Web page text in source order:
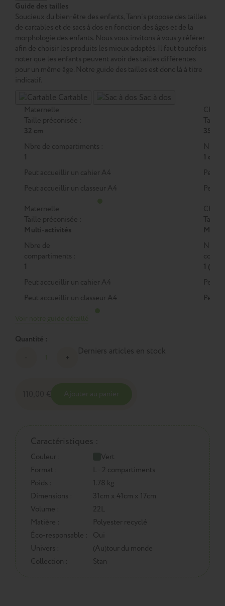
Guide des tailles
Soucieux du bien-être des enfants, Tann’s propose des tailles
de cartables et de sacs à dos en fonction des âges et de la
morphologie des enfants. Nous vous invitons à vous y référer
afin de choisir les produits les mieux adaptés. Il faut toutefois
noter que les enfants peuvent avoir des tailles différentes
pour un même âge. Notre guide des tailles est donc là à titre
indicatif.
Cartable Sac à dos
Maternelle
Taille préconisée :
32 cm
Nbre de compartiments :
1
Peut accueillir un cahier A4
Peut accueillir un classeur A4
CP
Taille
35 cm
Nbre
1 ou 2
Peut
Peut
Maternelle
Taille préconisée :
Multi-activités
Nbre de
compartiments :
1
Peut accueillir un cahier A4
Peut accueillir un classeur A4
CP
Taille
M
Nbre
1 (M)
Peut
Peut
Quantité :
Derniers articles en stock
Caractéristiques :
Couleur :
Vert
Format :
L - 2 compartiments
Poids :
1.78 kg
Dimensions :
31cm x 41cm x 17cm
Volume :
22L
Matière :
Polyester recyclé
Éco-responsable :
Oui
Univers :
(Au)tour du monde
Collection :
Stan